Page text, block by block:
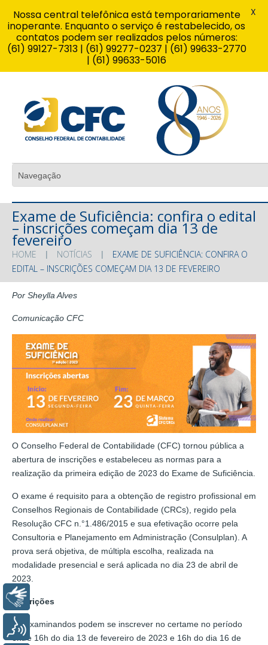
Exame de Suficiência: confira o edital
– inscrições começam dia 13 de
fevereiro
HOME NOTÍCIAS
EXAME DE SUFICIÊNCIA: CONFIRA O
EDITAL – INSCRIÇÕES COMEÇAM DIA 13 DE FEVEREIRO
Por Sheylla Alves
Comunicação CFC
O Conselho Federal de Contabilidade (CFC) tornou pública a
abertura de inscrições e estabeleceu as normas para a
realização da primeira edição de 2023 do Exame de Suficiência.
O exame é requisito para a obtenção de registro profissional em
Conselhos Regionais de Contabilidade (CRCs), regido pela
Resolução CFC n.°1.486/2015 e sua efetivação ocorre pela
Consultoria e Planejamento em Administração (Consulplan). A
prova será objetiva, de múltipla escolha, realizada na
modalidade presencial e será aplicada no dia 23 de abril de
2023.
Inscrições
Os examinandos podem se inscrever no certame no período
entre 16h do dia 13 de fevereiro de 2023 e 16h do dia 16 de
Nossa central telefônica está temporariamente
inoperante. Enquanto o serviço é restabelecido, os
contatos podem ser realizados pelos números:
(61) 99127-7313 | (61) 99277-0237 | (61) 99633-2770
| (61) 99633-5016
X
Libras
Voz